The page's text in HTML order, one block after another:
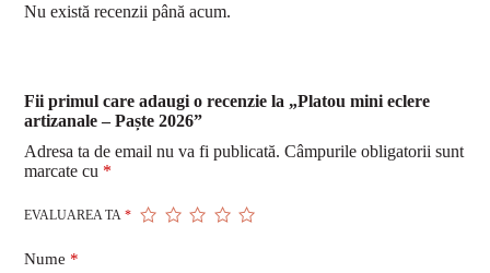
Nu există recenzii până acum.
Fii primul care adaugi o recenzie la „Platou mini eclere
artizanale – Paște 2026”
Adresa ta de email nu va fi publicată. Câmpurile obligatorii sunt
marcate cu *
EVALUAREA TA*
Nume *